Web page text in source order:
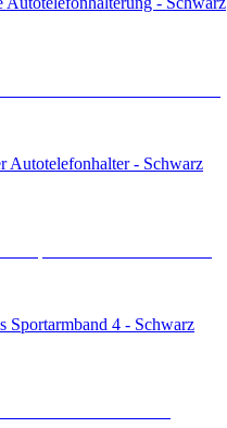
Autotelefonhalter - Schwarz
Sportarmband 4 - Schwarz